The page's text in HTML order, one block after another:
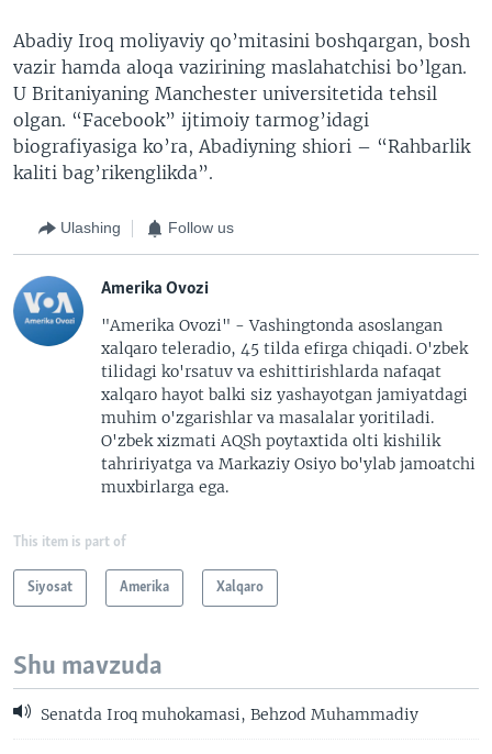
Abadiy Iroq moliyaviy qo’mitasini boshqargan, bosh
vazir hamda aloqa vazirining maslahatchisi bo’lgan.
U Britaniyaning Manchester universitetida tehsil
olgan. “Facebook” ijtimoiy tarmog’idagi
biografiyasiga ko’ra, Abadiyning shiori – “Rahbarlik
kaliti bag’rikenglikda”.
Ulashing Follow us
Amerika Ovozi
"Amerika Ovozi" - Vashingtonda asoslangan
xalqaro teleradio, 45 tilda efirga chiqadi. O'zbek
tilidagi ko'rsatuv va eshittirishlarda nafaqat
xalqaro hayot balki siz yashayotgan jamiyatdagi
muhim o'zgarishlar va masalalar yoritiladi.
O'zbek xizmati AQSh poytaxtida olti kishilik
tahririyatga va Markaziy Osiyo bo'ylab jamoatchi
muxbirlarga ega.
This item is part of
Siyosat Amerika Xalqaro
Shu mavzuda
Senatda Iroq muhokamasi, Behzod Muhammadiy